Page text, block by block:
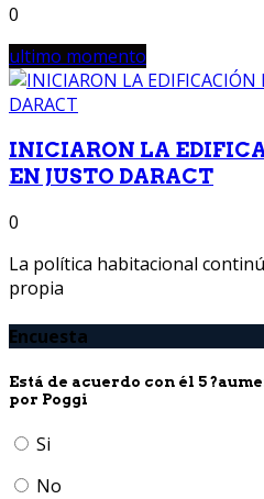
0
ultimo momento
INICIARON LA
EN JUSTO DARACT
0
La política habitacional
propia
Encuesta
Está de acuerdo con él 5
por Poggi
Si
No